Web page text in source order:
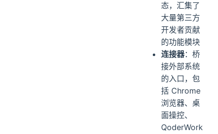
态，汇集了
大量第三方
开发者贡献
的功能模块
连接器：桥
接外部系统
的入口，包
括 Chrome
浏览器、桌
面操控、
QoderWork